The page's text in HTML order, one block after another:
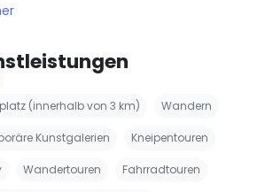
(innerhalb von 3 km) Wandern
Kunstgalerien Kneipentouren
Wandertouren Fahrradtouren